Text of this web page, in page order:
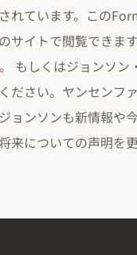
れています。この
サイトで閲覧できます
。 もしくはジョンソン
ださい。ヤンセンフ
ョンソンも新情報や
来についての声明を